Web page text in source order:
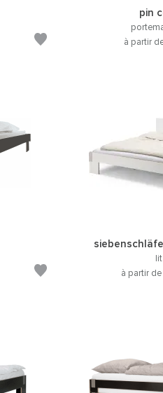
pin
à partir
lit
à partir de